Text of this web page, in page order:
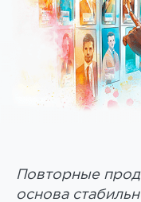
Повторные
основа